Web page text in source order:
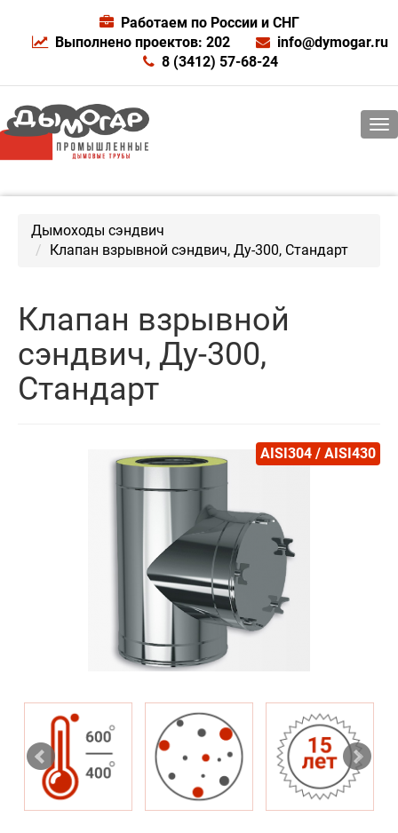
Работаем по России и СНГ
Выполнено проектов: 202
info@dymogar.ru
8 (3412) 57-68-24
Дымоходы сэндвич
Клапан взрывной сэндвич, Ду-300, Стандарт
Клапан взрывной
сэндвич, Ду-300,
Стандарт
AISI304 / AISI430